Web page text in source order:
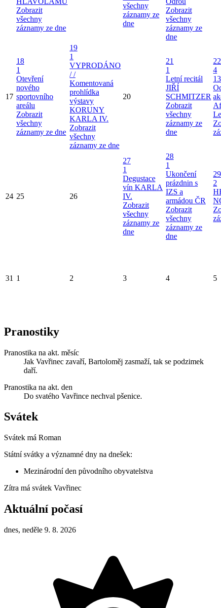
Zobrazit
všechny
záznamy ze dne
všechny
záznamy ze
dne
Zobrazit
všechny
záznamy ze
dne
17
18
1
Otevření
nového
sportovního
areálu
Zobrazit
všechny
záznamy ze dne
19
1
VYPRODÁNO
/ /
Komentovaná
prohlídka
výstavy
KORUNY
KARLA IV.
Zobrazit
všechny
záznamy ze dne
20
21
1
Letní recitál
JIŘÍ
SCHMITZER
Zobrazit
všechny
záznamy ze
dne
22
4
24 25 26
27
1
Degustace
vín KARLA
IV.
Zobrazit
všechny
záznamy ze
dne
28
1
Ukončení
prázdnin s
IZS a
armádou ČR
Zobrazit
všechny
záznamy ze
dne
29
2
31 1 2 3 4 5
Pranostiky
Pranostika na akt. měsíc
Jak Vavřinec zavaří, Bartoloměj zasmaží, tak se podzimek
daří.
Pranostika na akt. den
Do svatého Vavřince nechval pšenice.
Svátek
Svátek má Roman
Státní svátky a významné dny na dnešek:
Mezinárodní den původního obyvatelstva
Zítra má svátek Vavřinec
Aktuální počasí
dnes, neděle 9. 8. 2026